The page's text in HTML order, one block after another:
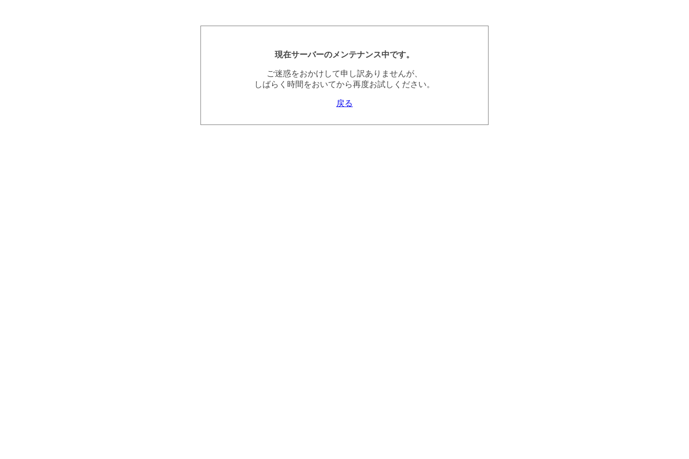
現在サーバーのメンテナンス中です。
ご迷惑をおかけして申し訳ありませんが、
しばらく時間をおいてから再度お試しください。
戻る